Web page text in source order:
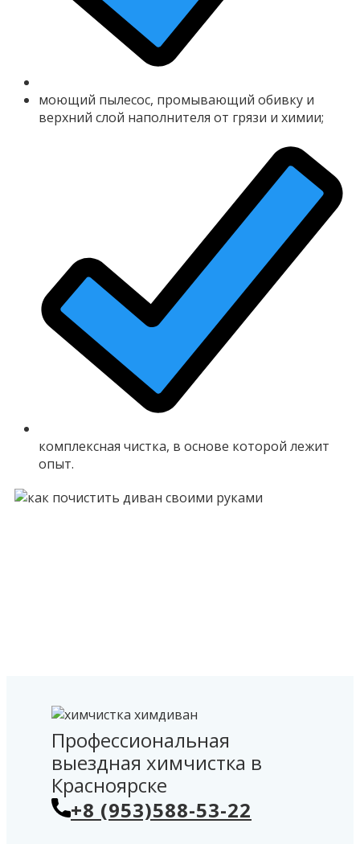
моющий пылесос, промывающий обивку и
верхний слой наполнителя от грязи и химии;
комплексная чистка, в основе которой лежит
опыт.
Профессиональная
выездная химчистка в
Красноярске
+8 (953)588-53-22